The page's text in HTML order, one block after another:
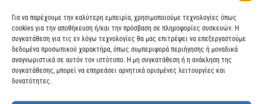
Για να παρέχουμε την καλύτερη εμπειρία, χρησιμοποιούμε τεχνολογίες όπως
cookies για την αποθήκευση ή/και την πρόσβαση σε πληροφορίες συσκευών. Η
συγκατάθεση για τις εν λόγω τεχνολογίες θα μας επιτρέψει να επεξεργαστούμε
δεδομένα προσωπικού χαρακτήρα, όπως συμπεριφορά περιήγησης ή μοναδικά
αναγνωριστικά σε αυτόν τον ιστότοπο. Η μη συγκατάθεση ή η ανάκληση της
συγκατάθεσης, μπορεί να επηρεάσει αρνητικά ορισμένες λειτουργίες και
δυνατότητες.
Check out
Διεύθυνση
Μεγάλης Χώρας 89, Αγρίνιο, Τ.Κ: 30100